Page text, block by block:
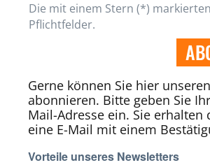
Die mit einem Stern (*)
Pflichtfelder.
Gerne können Sie hier
abonnieren. Bitte geben Sie
Mail-Adresse ein. Sie erhalten
eine E-Mail mit einem
Vorteile unseres Newsletters